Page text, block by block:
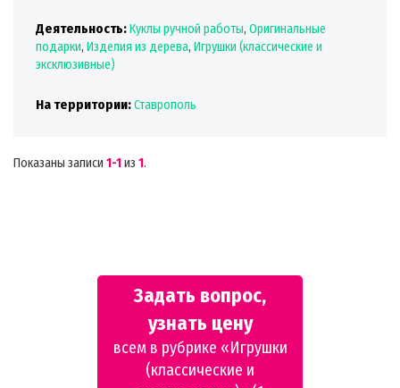
Деятельность:Куклы ручной работы, Оригинальные
подарки, Изделия из дерева, Игрушки (классические и
эксклюзивные)
На территории:Ставрополь
Показаны записи 1-1из 1.
Задать вопрос,
узнать цену
всем в рубрике «Игрушки
(классические и